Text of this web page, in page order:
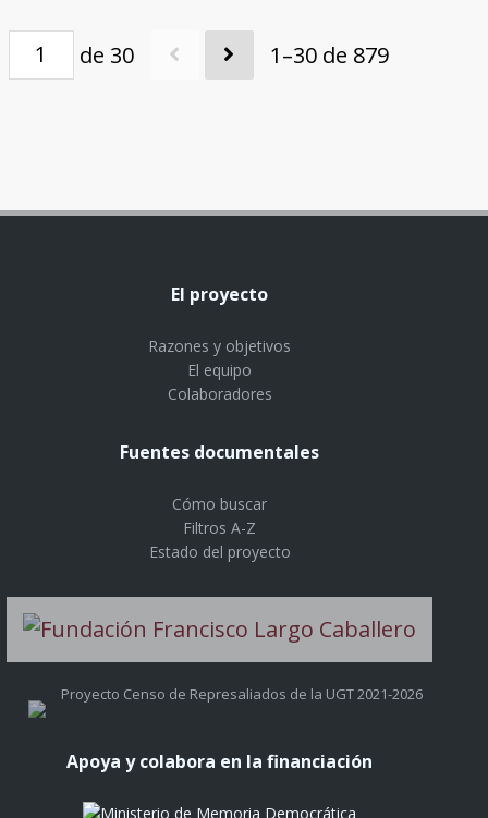
de 30 1–30 de 879
El proyecto
Razones y objetivos
El equipo
Colaboradores
Fuentes documentales
Cómo buscar
Filtros A-Z
Estado del proyecto
Proyecto Censo de Represaliados de la UGT 2021-2026
Apoya y colabora en la financiación